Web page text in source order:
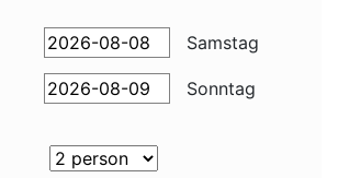
Samstag
Sonntag